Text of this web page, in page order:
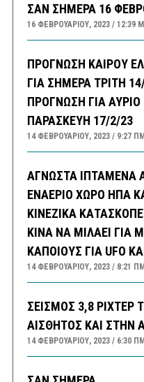
ΣΑΝ ΣΗΜΕΡΑ 16
16 ΦΕΒΡΟΥΑΡΊΟΥ, 2023 12:39
ΠΡΟΓΝΩΣΗ ΚΑΙΡΟΥ
ΓΙΑ ΣΗΜΕΡΑ ΤΡΙΤΗ
ΠΡΟΓΝΩΣΗ ΓΙΑ
ΠΑΡΑΣΚΕΥΗ 17/2/23
14 ΦΕΒΡΟΥΑΡΊΟΥ, 2023 9:27 ΠΜ
ΑΓΝΩΣΤΑ ΙΠΤΑΜΕΝΑ
ΕΝΑΕΡΙΟ ΧΩΡΟ ΗΠΑ
ΚΙΝΕΖΙΚΑ
ΚΙΝΑ ΝΑ ΜΙΛΑΕΙ ΓΙΑ
ΚΑΠΟΙΟΥΣ ΓΙΑ UFO
14 ΦΕΒΡΟΥΑΡΊΟΥ, 2023 8:21 ΠΜ
ΣΕΙΣΜΟΣ 3,8
ΑΙΣΘΗΤΟΣ ΚΑΙ ΣΤΗΝ
14 ΦΕΒΡΟΥΑΡΊΟΥ, 2023 6:30 ΠΜ